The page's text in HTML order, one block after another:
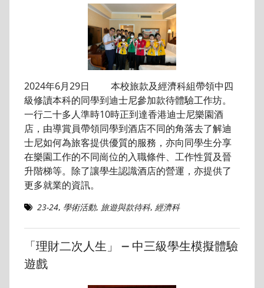
2024年6月29日 本校旅款及經濟科組帶領中四
級修讀本科的同學到迪士尼參加款待體驗工作坊。
一行二十多人準時10時正到達香港迪士尼樂園酒
店，由導賞員帶領同學到酒店不同的角落去了解迪
士尼如何為旅客提供優質的服務，亦向同學生分享
在樂園工作的不同崗位的入職條件、工作性質及晉
升階梯等。除了讓學生認識酒店的營運，亦提供了
更多就業的資訊。
23-24, 學術活動, 旅遊與款待科, 經濟科
「理財二次人生」 – 中三級學生模擬體驗
遊戲